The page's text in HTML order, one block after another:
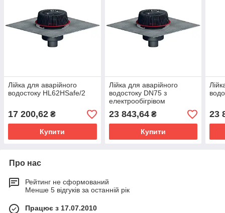
Лійка для аварійного
водостоку HL62HSafe/2
17 200,62 ₴
Купити
Лійка для аварійного
водостоку DN75 з
електрообігрівом
HL62.1HSafe/7
23 843,64₴
Купити
23
Про нас
Рейтинг не сформований
Менше 5 відгуків за останній рік
Працює з 17.07.2010